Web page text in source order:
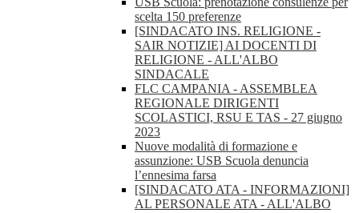
scelta 150 preferenze
[SINDACATO INS. RELIGIONE -
SAIR NOTIZIE] AI DOCENTI DI
RELIGIONE - ALL'ALBO
SINDACALE
FLC CAMPANIA - ASSEMBLEA
REGIONALE DIRIGENTI
SCOLASTICI, RSU E TAS - 27 giugno
2023
Nuove modalità di formazione e
assunzione: USB Scuola denuncia
l’ennesima farsa
[SINDACATO ATA - INFORMAZIONI]
AL PERSONALE ATA - ALL'ALBO